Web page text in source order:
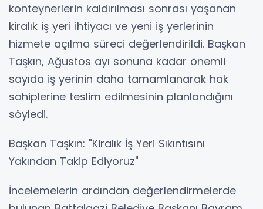
konteynerlerin kaldırılması sonrası yaşanan
kiralık iş yeri ihtiyacı ve yeni iş yerlerinin
hizmete açılma süreci değerlendirildi. Başkan
Taşkın, Ağustos ayı sonuna kadar önemli
sayıda iş yerinin daha tamamlanarak hak
sahiplerine teslim edilmesinin planlandığını
söyledi.
Başkan Taşkın: "Kiralık İş Yeri Sıkıntısını
Yakından Takip Ediyoruz"
İncelemelerin ardından değerlendirmelerde